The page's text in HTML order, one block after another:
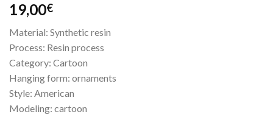
19,00€
Material: Synthetic resin
Process: Resin process
Category: Cartoon
Hanging form: ornaments
Style: American
Modeling: cartoon